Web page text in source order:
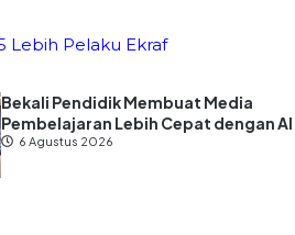
Lebih Pelaku Ekraf
Bekali Pendidik Membuat Media
Pembelajaran Lebih Cepat dengan AI
6 Agustus 2026